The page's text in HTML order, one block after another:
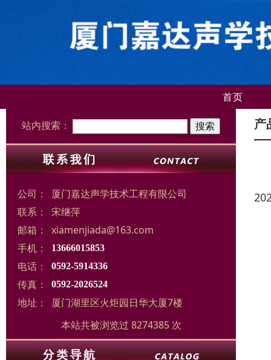
首页
站内搜索：
公司：
厦门嘉达声学技术工程有限公司
联系：
宋继萍
邮箱：
xiamenjiada@163.com
手机：
13666015853
电话： 0592-5914336
传真： 0592-2026524
地址：
厦门湖里区火炬园日华大厦7楼
本站共被浏览过 8274385 次
产